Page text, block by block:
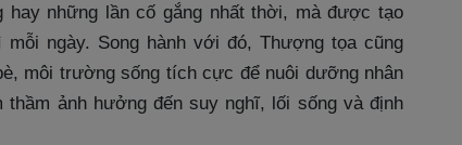
hay những lần cố gắng nhất thời, mà được tạo
ngày. Song hành với đó, Thượng tọa cũng
môi trường sống tích cực để nuôi dưỡng nhân
ảnh hưởng đến suy nghĩ, lối sống và định